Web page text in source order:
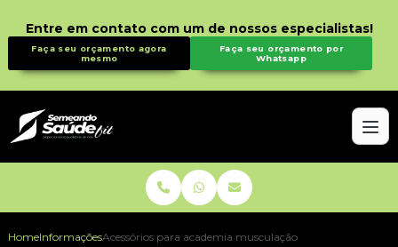
Entre em contato com um de nossos especialistas!
Faça seu orçamento agora
mesmo
Faça seu orçamento por
Whatsapp
HomeInformaçõesAcessórios para academia musculação